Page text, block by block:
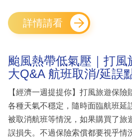
詳情請看
颱風熱帶低氣壓｜打風
大Q&A 航班取消/延誤
【經濟一週提提你】打風旅遊保
各種天氣不穩定，隨時面臨航班延
被取消航班等情況，如果購買了旅
誤損失。不過保險索償都要視乎情